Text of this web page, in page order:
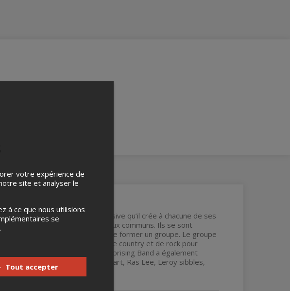
conviviale, énergique et inclusive qu’il crée à chacune de ses
réunis dans le partage d’idéaux communs. Ils se sont
ont décidé de se réunir et de former un groupe. Le groupe
soul, de rnb, de jazz, de folk, de country et de rock pour
âges peuvent apprécier. L’Uprising Band a également
Marcia Griffiths, Tinga Stewart, Ras Lee, Leroy sibbles,
votre expérience de
site et analyser le
à ce que nous utilisions
se
.
Tout accepter